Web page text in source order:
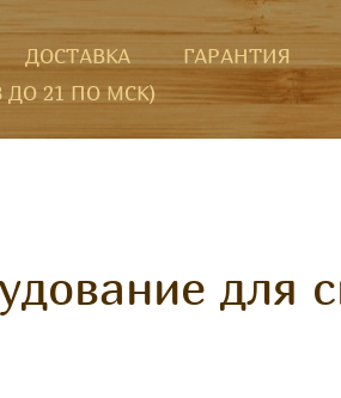
ДОСТАВКА ГАРАНТИЯ
ДО 21 ПО МСК)
для